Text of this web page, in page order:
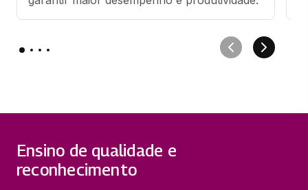
Ensino de qualidade e
reconhecimento